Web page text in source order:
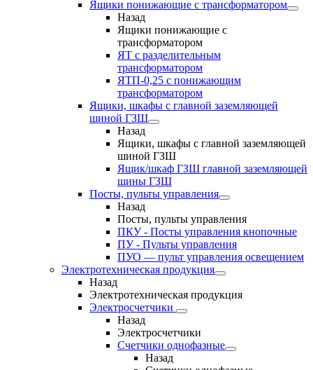
Ящики понижающие с трансформатором
Назад
Ящики понижающие с
трансформатором
ЯТ с разделительным
трансформатором
ЯТП-0,25 с понижающим
трансформатором
Ящики, шкафы с главной заземляющей
шиной ГЗШ
Назад
Ящики, шкафы с главной заземляющей
шиной ГЗШ
Ящик/шкаф ГЗШ главной заземляющей
шины ГЗШ
Посты, пульты управления
Назад
Посты, пульты управления
ПКУ - Посты управления кнопочные
ПУ - Пульты управления
ПУО — пульт управления освещением
Электротехническая продукция
Назад
Электротехническая продукция
Электросчетчики
Назад
Электросчетчики
Счетчики однофазные
Назад